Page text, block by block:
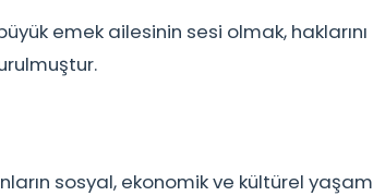
emek ailesinin sesi olmak, haklarını
sosyal, ekonomik ve kültürel yaşam